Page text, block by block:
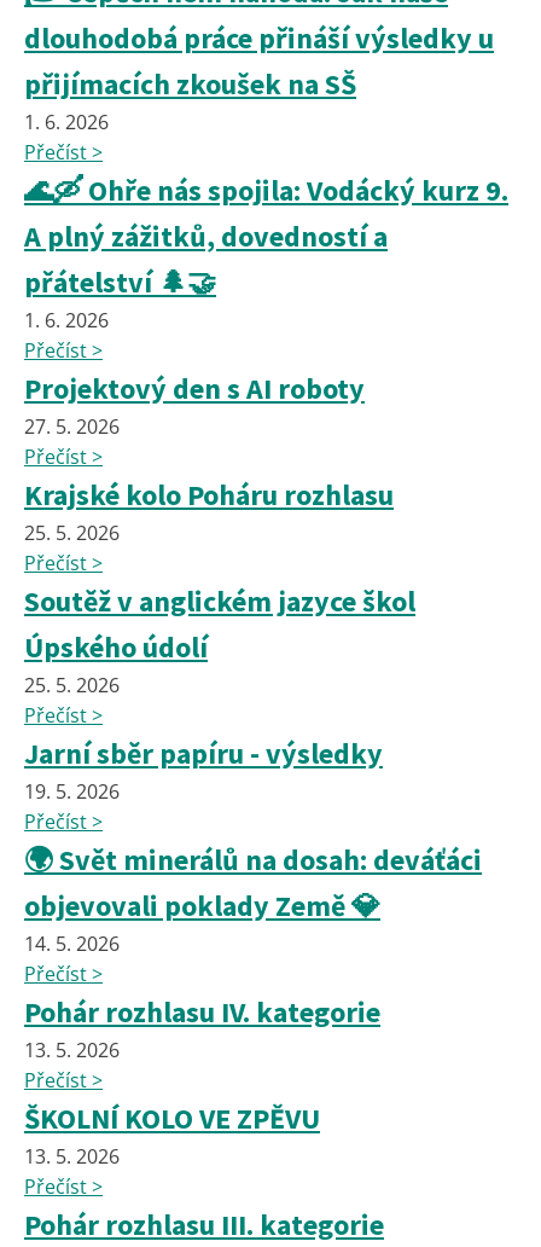
dlouhodobá práce přináší výsledky u
přijímacích zkoušek na SŠ
1. 6. 2026
Přečíst >
🌊🛶 Ohře nás spojila: Vodácký kurz 9.
A plný zážitků, dovedností a
přátelství 🌲🤝
1. 6. 2026
Přečíst >
Projektový den s AI roboty
27. 5. 2026
Přečíst >
Krajské kolo Poháru rozhlasu
25. 5. 2026
Přečíst >
Soutěž v anglickém jazyce škol
Úpského údolí
25. 5. 2026
Přečíst >
Jarní sběr papíru - výsledky
19. 5. 2026
Přečíst >
🌍 Svět minerálů na dosah: deváťáci
objevovali poklady Země 💎
14. 5. 2026
Přečíst >
Pohár rozhlasu IV. kategorie
13. 5. 2026
Přečíst >
ŠKOLNÍ KOLO VE ZPĚVU
13. 5. 2026
Přečíst >
Pohár rozhlasu III. kategorie